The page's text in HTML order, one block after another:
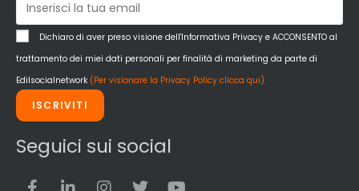
Dichiaro di aver preso visione dell'Informativa Privacy e ACCONSENTO al
trattamento dei miei dati personali per finalità di marketing da parte di
Edilsocialnetwork (Per visionare la Privacy Policy clicca qui).
ISCRIVITI
Seguici sui social